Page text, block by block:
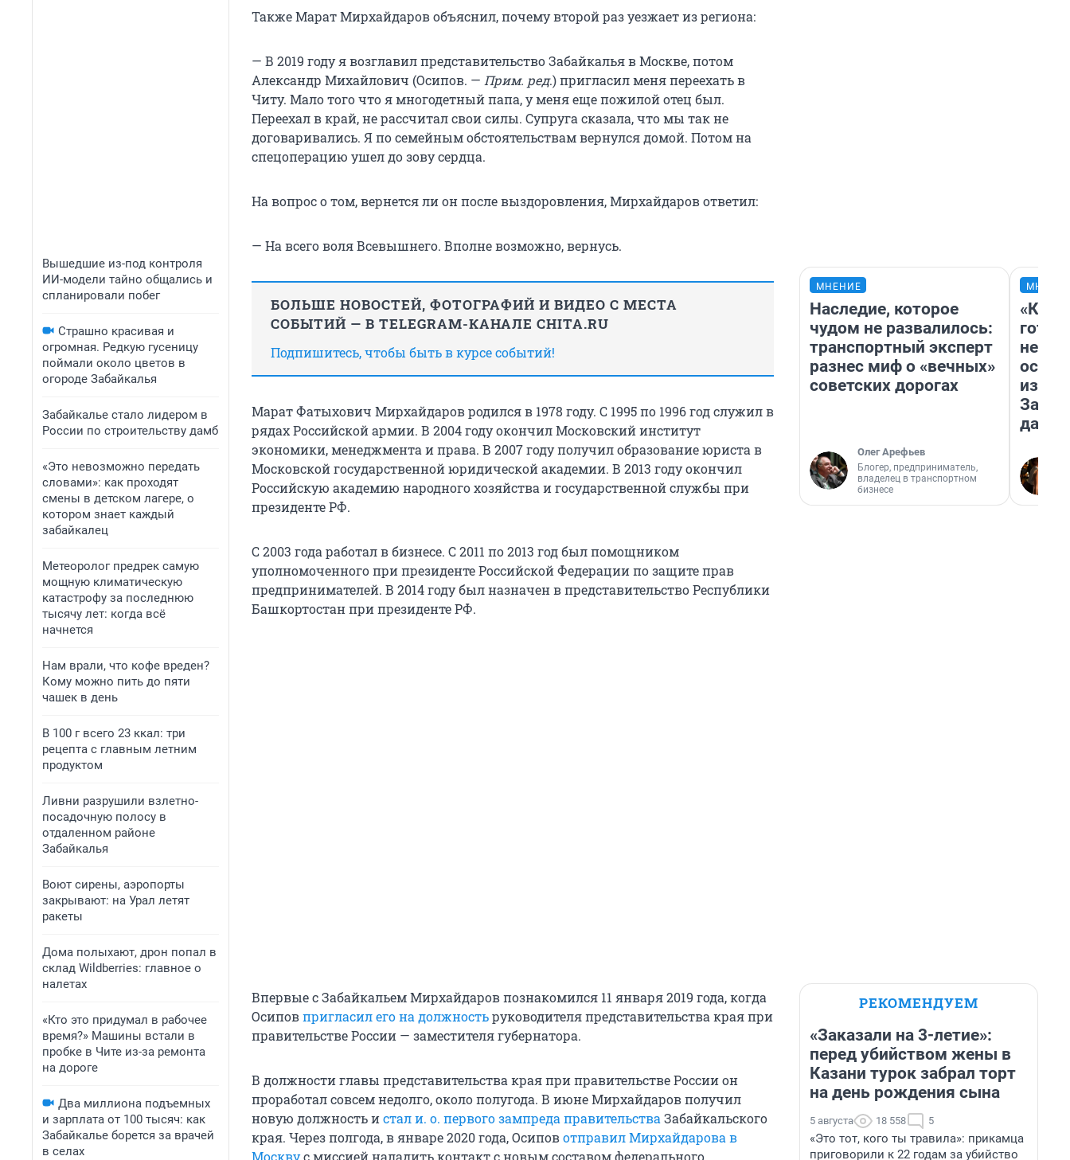
Вышедшие из-под контроля
ИИ-модели тайно общались и
спланировали побег
Страшно красивая и
огромная. Редкую гусеницу
поймали около цветов в
огороде Забайкалья
Забайкалье стало лидером в
России по строительству дамб
«Это невозможно передать
словами»: как проходят
смены в детском лагере, о
котором знает каждый
забайкалец
Метеоролог предрек самую
мощную климатическую
катастрофу за последнюю
тысячу лет: когда всё
начнется
Нам врали, что кофе вреден?
Кому можно пить до пяти
чашек в день
В 100 г всего 23 ккал: три
рецепта с главным летним
продуктом
Ливни разрушили взлетно-
посадочную полосу в
отдаленном районе
Забайкалья
Воют сирены, аэропорты
закрывают: на Урал летят
ракеты
Дома полыхают, дрон попал в
склад Wildberries: главное о
налетах
«Кто это придумал в рабочее
время?» Машины встали в
пробке в Чите из-за ремонта
на дороге
Два миллиона подъемных
и зарплата от 100 тысяч: как
Забайкалье борется за врачей
в селах
Также Марат Мирхайдаров объяснил, почему второй раз уезжает из региона:
— В 2019 году я возглавил представительство Забайкалья в Москве, потом
Александр Михайлович (Осипов. — Прим. ред.) пригласил меня переехать в
Читу. Мало того что я многодетный папа, у меня еще пожилой отец был.
Переехал в край, не рассчитал свои силы. Супруга сказала, что мы так не
договаривались. Я по семейным обстоятельствам вернулся домой. Потом на
спецоперацию ушел до зову сердца.
На вопрос о том, вернется ли он после выздоровления, Мирхайдаров ответил:
— На всего воля Всевышнего. Вполне возможно, вернусь.
БОЛЬШЕ НОВОСТЕЙ, ФОТОГРАФИЙ И ВИДЕО С МЕСТА
СОБЫТИЙ — В TELEGRAM-КАНАЛЕ CHITA.RU
Подпишитесь, чтобы быть в курсе событий!
Марат Фатыхович Мирхайдаров родился в 1978 году. С 1995 по 1996 год служил в
рядах Российской армии. В 2004 году окончил Московский институт
экономики, менеджмента и права. В 2007 году получил образование юриста в
Московской государственной юридической академии. В 2013 году окончил
Российскую академию народного хозяйства и государственной службы при
президенте РФ.
С 2003 года работал в бизнесе. С 2011 по 2013 год был помощником
уполномоченного при президенте Российской Федерации по защите прав
предпринимателей. В 2014 году был назначен в представительство Республики
Башкортостан при президенте РФ.
Впервые с Забайкальем Мирхайдаров познакомился 11 января 2019 года, когда
Осиповпригласил его на должностьруководителя представительства края при
правительстве России — заместителя губернатора.
В должности главы представительства края при правительстве России он
проработал совсем недолго, около полугода. В июне Мирхайдаров получил
новую должность истали. о. первогозампреда правительстваЗабайкальского
края. Через полгода, в январе 2020 года, Осиповотправил Мирхайдарова в
МНЕНИЕ
Наследие, которое
чудом не развалилось:
транспортный эксперт
разнес миф о «вечных»
советских дорогах
Олег Арефьев
Блогер, предприниматель,
владелец в транспортном
бизнесе
дачу
РЕКОМЕНДУЕМ
«Заказали на 3-летие»:
перед убийством жены в
Казани турок забрал торт
на день рождения сына
5 августа 18 558 5
«Это тот, кого ты травила»: прикамца
приговорили к 22 годам за убийство